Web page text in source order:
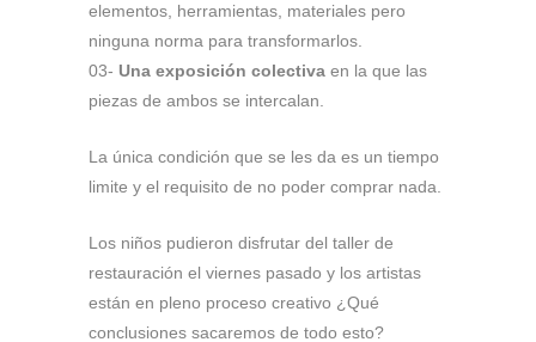
elementos, herramientas, materiales pero
ninguna norma para transformarlos.
03- Una exposición colectiva en la que las
piezas de ambos se intercalan.
La única condición que se les da es un tiempo
limite y el requisito de no poder comprar nada.
Los niños pudieron disfrutar del taller de
restauración el viernes pasado y los artistas
están en pleno proceso creativo ¿Qué
conclusiones sacaremos de todo esto?